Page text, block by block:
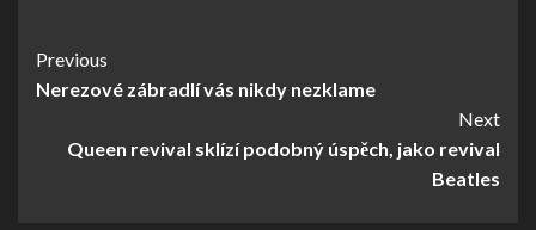
Continue
Reading
Previous
Nerezové zábradlí vás nikdy nezklame
Next
Queen revival sklízí podobný úspěch, jako revival
Beatles